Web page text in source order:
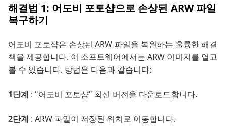
해결법 1: 어도비 포토샵으로 손상된 ARW 파일
복구하기
어도비 포토샵은 손상된 ARW 파일을 복원하는 훌륭한 해결
책을 제공합니다. 이 소프트웨어에서는 ARW 이미지를 열고
볼 수 있습니다. 방법은 다음과 같습니다:
1단계 : "어도비 포토샵" 최신 버전을 다운로드합니다.
2단계 : ARW 파일이 저장된 위치로 이동합니다.